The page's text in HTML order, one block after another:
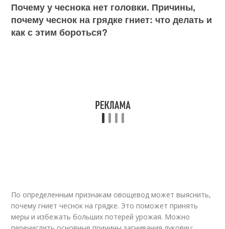
Почему у чеснока нет головки. Причины,
почему чеснок на грядке гниет: что делать и
как с этим бороться?
По определенным признакам овощевод может выяснить,
почему гниет чеснок на грядке. Это поможет принять
меры и избежать больших потерей урожая. Можно